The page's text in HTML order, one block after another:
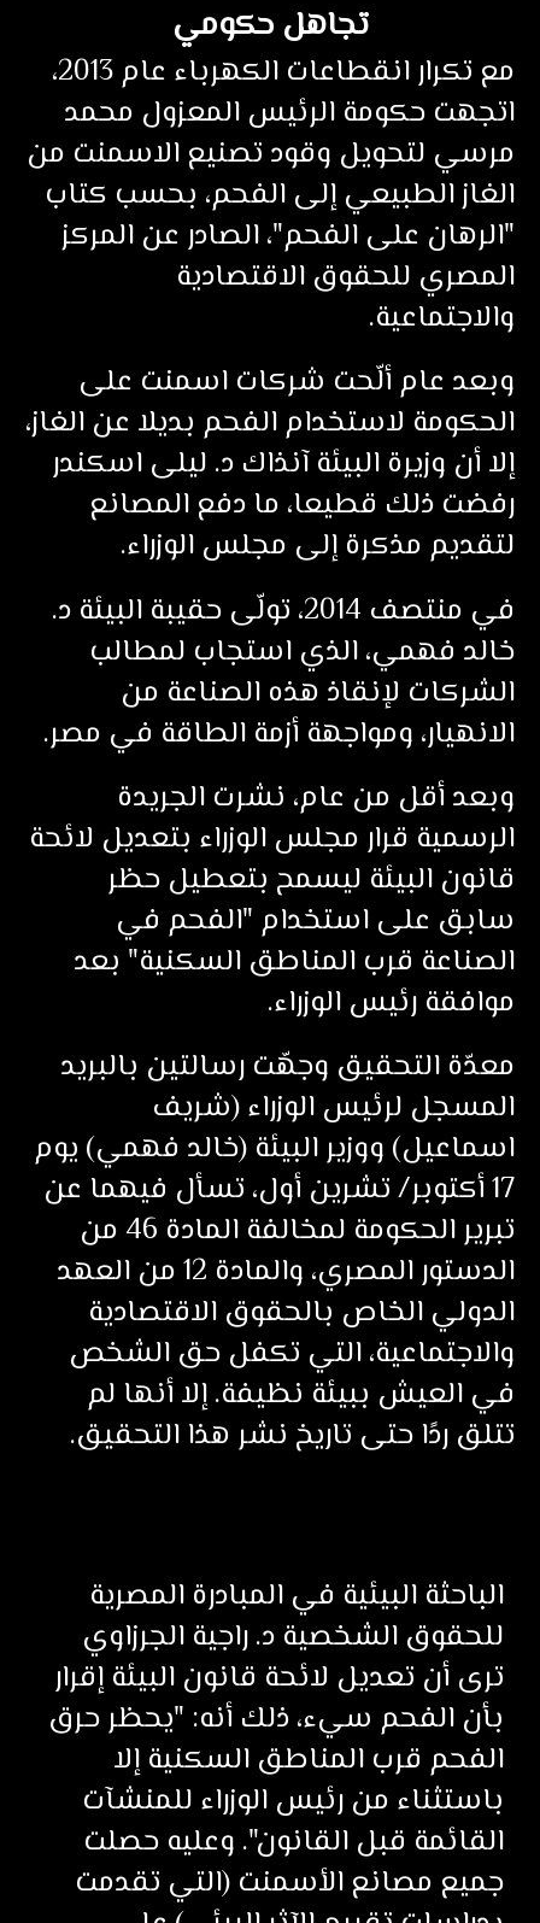
تجاهل حكومي
مع تكرار انقطاعات الكهرباء عام 2013،
اتجهت حكومة الرئيس المعزول محمد
مرسي لتحويل وقود تصنيع الاسمنت من
الغاز الطبيعي إلى الفحم، بحسب كتاب
"الرهان على الفحم"، الصادر عن المركز
المصري للحقوق الاقتصادية
والاجتماعية.
وبعد عام ألّحت شركات اسمنت على
الحكومة لاستخدام الفحم بديلا عن الغاز،
إلا أن وزيرة البيئة آنذاك د. ليلى اسكندر
رفضت ذلك قطيعا، ما دفع المصانع
لتقديم مذكرة إلى مجلس الوزراء.
في منتصف 2014، تولّى حقيبة البيئة د.
خالد فهمي، الذي استجاب لمطالب
الشركات لإنقاذ هذه الصناعة من
الانهيار، ومواجهة أزمة الطاقة في مصر.
وبعد أقل من عام، نشرت الجريدة
الرسمية قرار مجلس الوزراء بتعديل لائحة
قانون البيئة ليسمح بتعطيل حظر
سابق على استخدام "الفحم في
الصناعة قرب المناطق السكنية" بعد
موافقة رئيس الوزراء.
معدّة التحقيق وجهّت رسالتين بالبريد
المسجل لرئيس الوزراء (شريف
اسماعيل) ووزير البيئة (خالد فهمي) يوم
17 أكتوبر/ تشرين أول، تسأل فيهما عن
تبرير الحكومة لمخالفة المادة 46 من
الدستور المصري، والمادة 12 من العهد
الدولي الخاص بالحقوق الاقتصادية
والاجتماعية، التي تكفل حق الشخص
في العيش ببيئة نظيفة. إلا أنها لم
تتلق ردًا حتى تاريخ نشر هذا التحقيق.
الباحثة البيئية في المبادرة المصرية
للحقوق الشخصية د. راجية الجرزاوي
ترى أن تعديل لائحة قانون البيئة إقرار
بأن الفحم سيء، ذلك أنه: "يحظر حرق
الفحم قرب المناطق السكنية إلا
باستثناء من رئيس الوزراء للمنشآت
القائمة قبل القانون". وعليه حصلت
جميع مصانع الأسمنت (التي تقدمت